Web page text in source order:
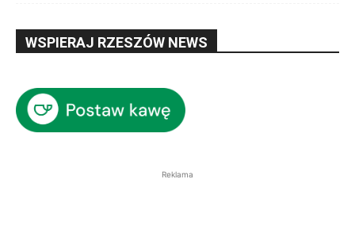
WSPIERAJ RZESZÓW NEWS
Reklama